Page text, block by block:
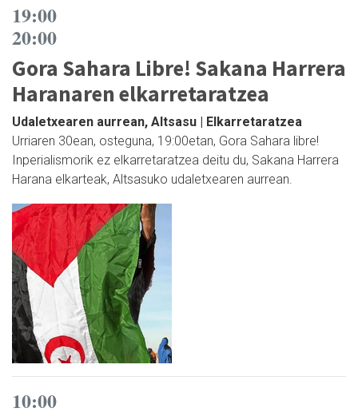
19:00
20:00
Gora Sahara Libre! Sakana Harrera
Haranaren elkarretaratzea
Udaletxearen aurrean, Altsasu | Elkarretaratzea
Urriaren 30ean, osteguna, 19:00etan, Gora Sahara libre!
Inperialismorik ez elkarretaratzea deitu du, Sakana Harrera
Harana elkarteak, Altsasuko udaletxearen aurrean.
10:00